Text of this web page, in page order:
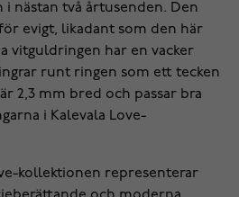
i nästan två årtusenden. Den
evigt, likadant som den här
vitguldringen har en vacker
runt ringen som ett tecken
2,3 mm bred och passar bra
i Kalevala Love-
kollektionen representerar